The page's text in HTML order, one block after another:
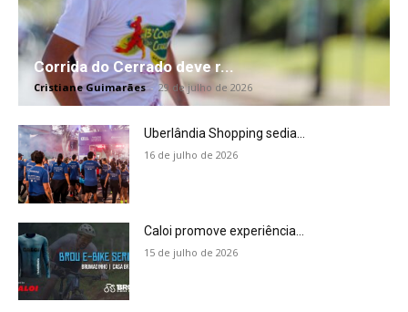
Corrida do Cerrado deve r...
Cristiane Guimarães - 29 de julho de 2026
Uberlândia Shopping sedia...
16 de julho de 2026
Caloi promove experiência...
15 de julho de 2026